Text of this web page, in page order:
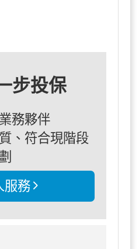
步投保
務夥伴
、符合現階段
服務